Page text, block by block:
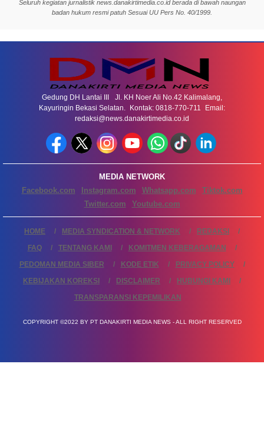
Seluruh kegiatan jurnalistik news.danakirtimedia.co.id berada di bawah naungan
badan hukum resmi patuh Sesuai UU Pers No. 40/1999.
Gedung DH Lantai III Jl. KH Noer Ali No.42 Kalimalang,
Kayuringin Bekasi Selatan. Kontak: 0818-770-711 Email:
redaksi@news.danakirtimedia.co.id
MEDIA NETWORK
Facebook.com
Instagram.com Whatsapp.com
Tiktok.com
Twitter.com
Youtube.com
HOME MEDIA SYNDICATION & NETWORK
REDAKSI
FAQ
TENTANG KAMI
KOMITMEN KEBERAGAMAN
PEDOMAN MEDIA SIBER
KODE ETIK
PRIVACY POLICY
KEBIJAKAN KOREKSI
DISCLAIMER
HUBUNGI KAMI
TRANSPARANSI KEPEMILIKAN
COPYRIGHT ©2022 BY PT DANAKIRTI MEDIA NEWS - ALL RIGHT RESERVED